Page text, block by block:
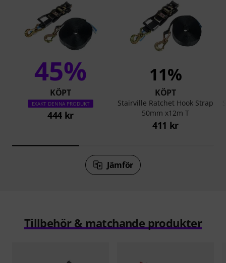
45%
KÖPT
EXAKT DENNA PRODUKT
444 kr
11%
KÖPT
Stairville Ratchet Hook Strap
50mm x12m T
411 kr
Jämför
Tillbehör & matchande produkter